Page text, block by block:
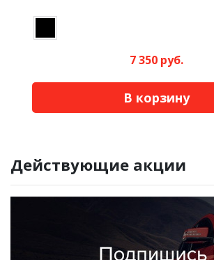
7 350 руб.
В корзину
Действующие акции